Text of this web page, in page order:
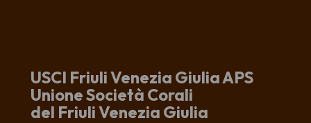
USCI Friuli Venezia Giulia APS
Unione Società Corali
del Friuli Venezia Giulia